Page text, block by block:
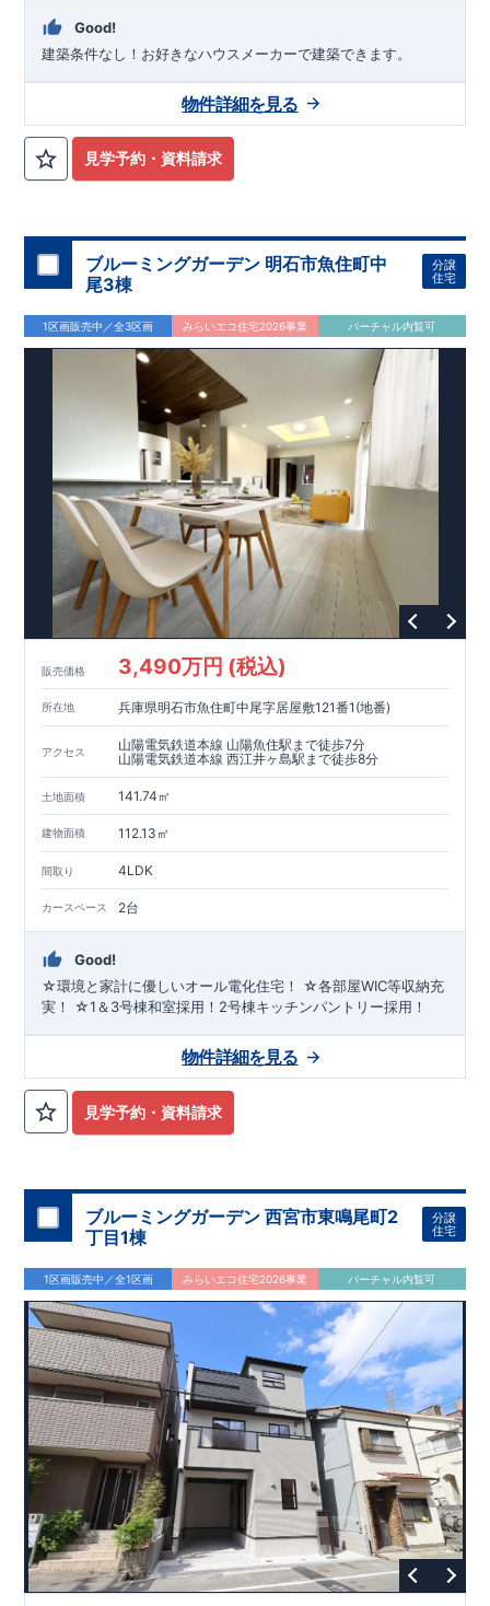
Good!
建築条件なし！​お好きなハウスメーカーで建築できます。
見学予約・資料請求
物件詳細を見る
ブルーミングガーデン 明石市魚住町中
尾3棟
分譲
住宅
1区画販売中／全3区画 みらいエコ住宅2026事業 バーチャル内覧可
販売価格 3,490万円 (税込)
所在地 兵庫県明石市魚住町中尾字居屋敷121番1(地番)
アクセス
山陽電気鉄道本線 山陽魚住駅まで徒歩7分
山陽電気鉄道本線 西江井ヶ島駅まで徒歩8分
土地面積 141.74㎡
建物面積 112.13㎡
間取り 4LDK
カースペース 2台
Good!
☆環境と家計に優しいオール電化住宅！ ☆各部屋WIC等収納充
実！ ☆1＆3号棟和室採用！2号棟キッチンパントリー採用！
見学予約・資料請求
物件詳細を見る
ブルーミングガーデン 西宮市東鳴尾町2
丁目1棟
分譲
住宅
1区画販売中／全1区画 みらいエコ住宅2026事業 バーチャル内覧可